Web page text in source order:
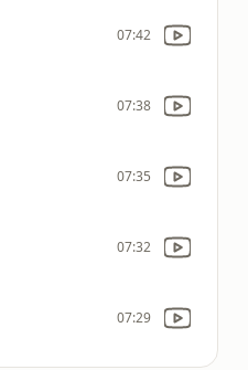
07:42
07:38
07:35
07:32
07:29